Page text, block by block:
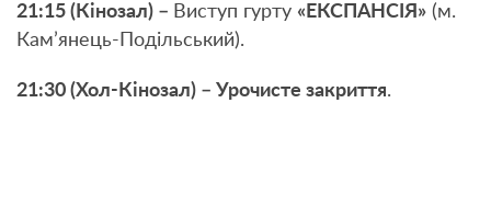
21:15 (Кінозал) – Виступ гурту «ЕКСПАНСІЯ» (м.
Кам’янець-Подільський).
21:30 (Хол-Кінозал) – Урочисте закриття.